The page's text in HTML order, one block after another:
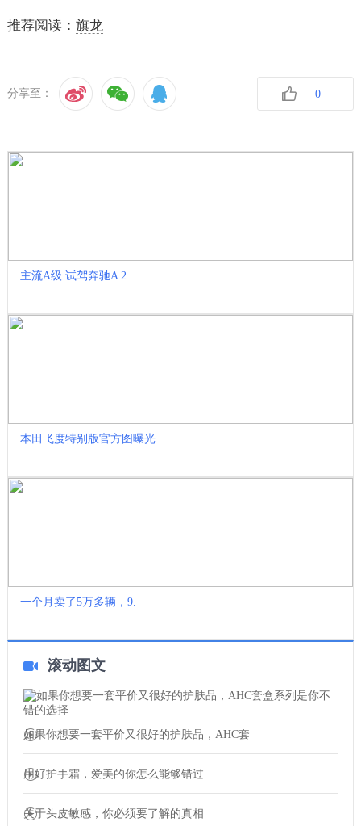
推荐阅读： 旗龙
分享至： 0
主流A级 试驾奔驰A 2
本田飞度特别版官方图曝光
一个月卖了5万多辆，9.
滚动图文
如果你想要一套平价又很好的护肤品，AHC套
用好护手霜，爱美的你怎么能够错过
关于头皮敏感，你必须要了解的真相